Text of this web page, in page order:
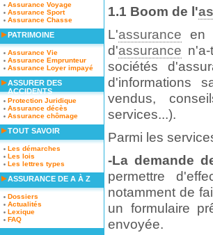
1.1 Boom de l'
L'assurance en
d'assurance
sociétés
d'informations
vendus,
services...).
Parmi les
-La demande
permettre
notamment de
un formulaire
envoyée.
Assurance Voyage
Assurance Sport
Assurance Chasse
PATRIMOINE
Assurance Vie
Assurance Emprunteur
Assurance Loyer impayé
ASSURER DES
ACCIDENTS
Protection Juridique
Assurance décès
Assurance chômage
TOUT SAVOIR
Les démarches
Les lois
Les lettres types
ASSURANCE DE A À Z
Dossiers
Actualités
Lexique
FAQ